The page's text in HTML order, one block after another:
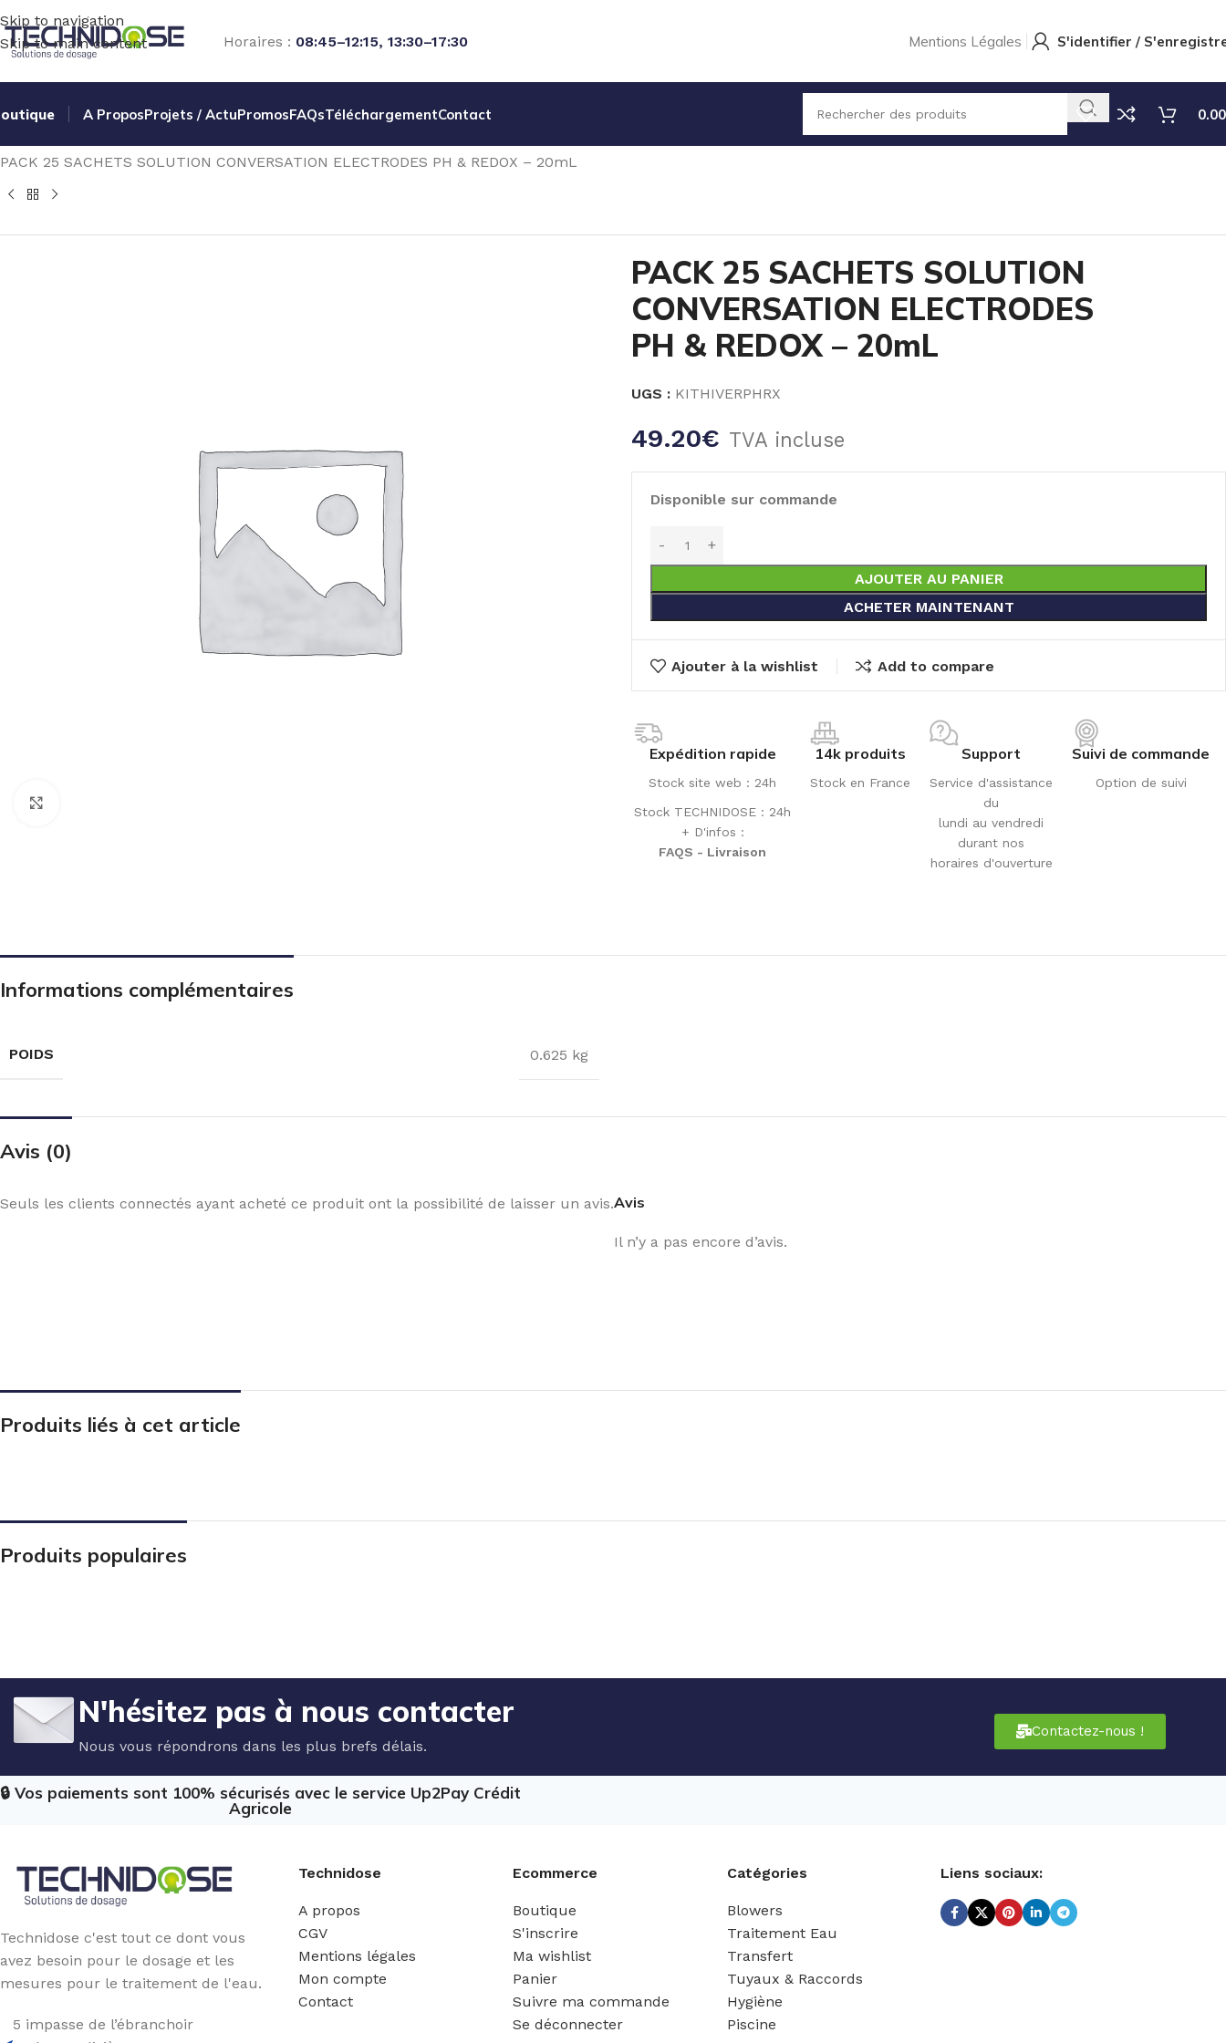
Skip to navigation
Skip to main content
Horaires : 08:45–12:15, 13:30–17:30 Mentions Légales S'identifier /
A ProposProjets / ActuPromosFAQsTéléchargementContact
0.00
PACK 25 SACHETS SOLUTION CONVERSATION ELECTRODES PH & REDOX – 20mL
PACK 25 SACHETS SOLUTION
CONVERSATION ELECTRODES
PH & REDOX – 20mL
UGS : KITHIVERPHRX
49.20€ TVA incluse
Disponible sur commande
AJOUTER AU PANIER
ACHETER MAINTENANT
Ajouter à la wishlist Add to compare
Expédition rapide
Stock site web : 24h
Stock TECHNIDOSE : 24h
+ D'infos :
FAQS - Livraison
14k produits
Stock en France
Support
Service d'assistance
du
lundi au vendredi
durant nos
horaires d'ouverture
Suivi de commande
Option de suivi
Informations complémentaires
POIDS 0.625 kg
Avis (0)
Avis
Il n’y a pas encore d’avis.
Seuls les clients connectés ayant acheté ce produit ont la possibilité de laisser un avis.
Produits liés à cet article
Produits populaires
N'hésitez pas à nous contacter
Nous vous répondrons dans les plus brefs délais.
Contactez-nous !
🔒 Vos paiements sont 100% sécurisés avec le service Up2Pay Crédit
Agricole
Technidose c'est tout ce dont vous
avez besoin pour le dosage et les
mesures pour le traitement de l'eau.
5 impasse de l’ébranchoir
Technidose
A propos
CGV
Mentions légales
Mon compte
Contact
Ecommerce
Boutique
S'inscrire
Ma wishlist
Panier
Suivre ma commande
Se déconnecter
Catégories
Blowers
Traitement Eau
Transfert
Tuyaux & Raccords
Hygiène
Piscine
Liens sociaux: